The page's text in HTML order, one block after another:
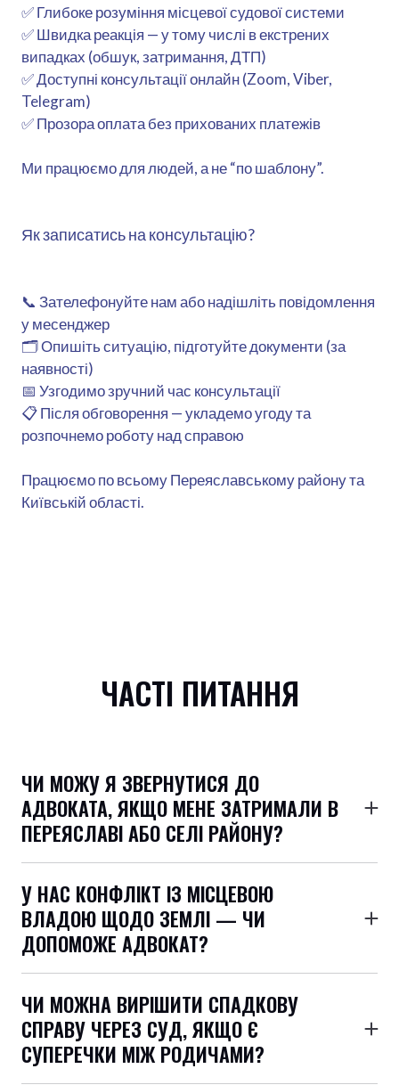
✅ Глибоке розуміння місцевої судової системи
✅ Швидка реакція — у тому числі в екстрених
випадках (обшук, затримання, ДТП)
✅ Доступні консультації онлайн (Zoom, Viber,
Telegram)
✅ Прозора оплата без прихованих платежів
Ми працюємо для людей, а не “по шаблону”.
Як записатись на консультацію?
📞 Зателефонуйте нам або надішліть повідомлення
у месенджер
🗂 Опишіть ситуацію, підготуйте документи (за
наявності)
📅 Узгодимо зручний час консультації
📋 Після обговорення — укладемо угоду та
розпочнемо роботу над справою
Працюємо по всьому Переяславському району та
Київській області.
ЧАСТІ ПИТАННЯ
ЧИ МОЖУ Я ЗВЕРНУТИСЯ ДО
АДВОКАТА, ЯКЩО МЕНЕ ЗАТРИМАЛИ В
ПЕРЕЯСЛАВІ АБО СЕЛІ РАЙОНУ?
Переяслав, так і в селах району — Дем’янці, Циблях,
Ташані тощо.
У НАС КОНФЛІКТ ІЗ МІСЦЕВОЮ
ВЛАДОЮ ЩОДО ЗЕМЛІ — ЧИ
ДОПОМОЖЕ АДВОКАТ?
оскаржити їхні рішення та захищаємо ваші права в
адміністративному порядку.
ЧИ МОЖНА ВИРІШИТИ СПАДКОВУ
СПРАВУ ЧЕРЕЗ СУД, ЯКЩО Є
СУПЕРЕЧКИ МІЖ РОДИЧАМИ?